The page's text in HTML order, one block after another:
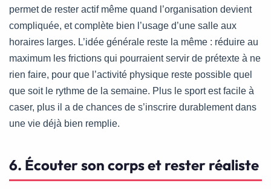
permet de rester actif même quand l’organisation devient
compliquée, et complète bien l’usage d’une salle aux
horaires larges. L’idée générale reste la même : réduire au
maximum les frictions qui pourraient servir de prétexte à ne
rien faire, pour que l’activité physique reste possible quel
que soit le rythme de la semaine. Plus le sport est facile à
caser, plus il a de chances de s’inscrire durablement dans
une vie déjà bien remplie.
6. Écouter son corps et rester réaliste